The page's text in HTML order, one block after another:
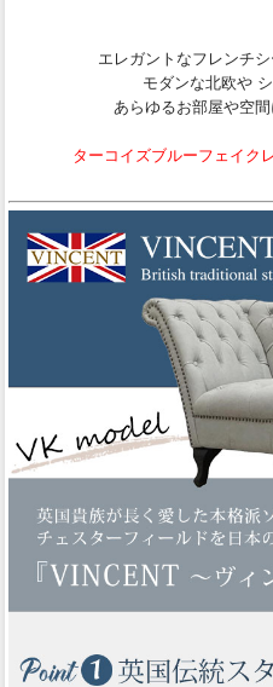
エレガントなフレンチ
モダンな北欧や
あらゆるお部屋や空間
ターコイズブルーフェイク